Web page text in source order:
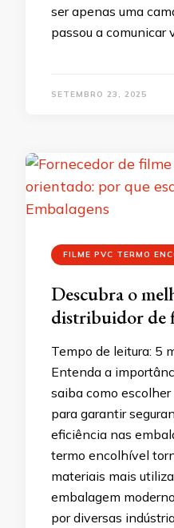
ser apenas uma
passou a comunicar
SETEMBRO 23, 2025
FILME PVC TERMO
Descubra o
distribuidor de
Tempo de leitura: 5
Entenda a
saiba como
para garantir
eficiência nas
termo encolhível
materiais mais
embalagem
por diversas